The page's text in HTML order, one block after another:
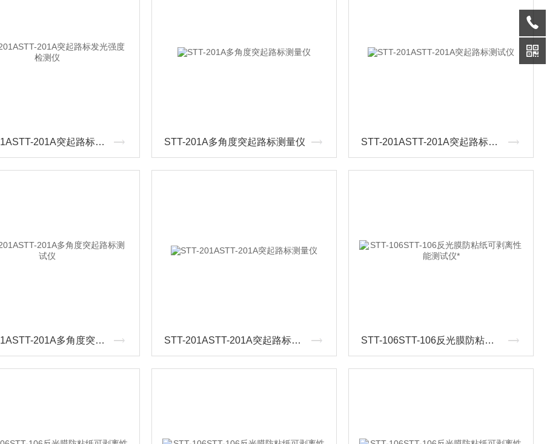
STT-201ASTT-201A突起路标发光强度检测仪 STT-201A多角度突起路标测量仪 STT-201ASTT-201A突起路标测试仪
STT-201ASTT-201A多角度突起路标测试仪 STT-201ASTT-201A突起路标测量仪 STT-106STT-106反光膜防粘纸可剥离性能测试仪*